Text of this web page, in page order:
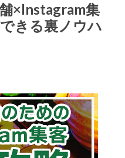
×Instagram集
きる裏ノウハ